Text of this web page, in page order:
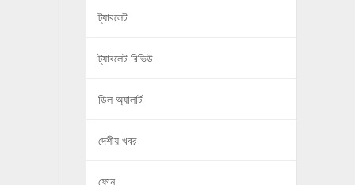
ট্যাবলেট
ট্যাবলেট রিভিউ
ডিল অ্যালার্ট
দেশীয় খবর
ফোন